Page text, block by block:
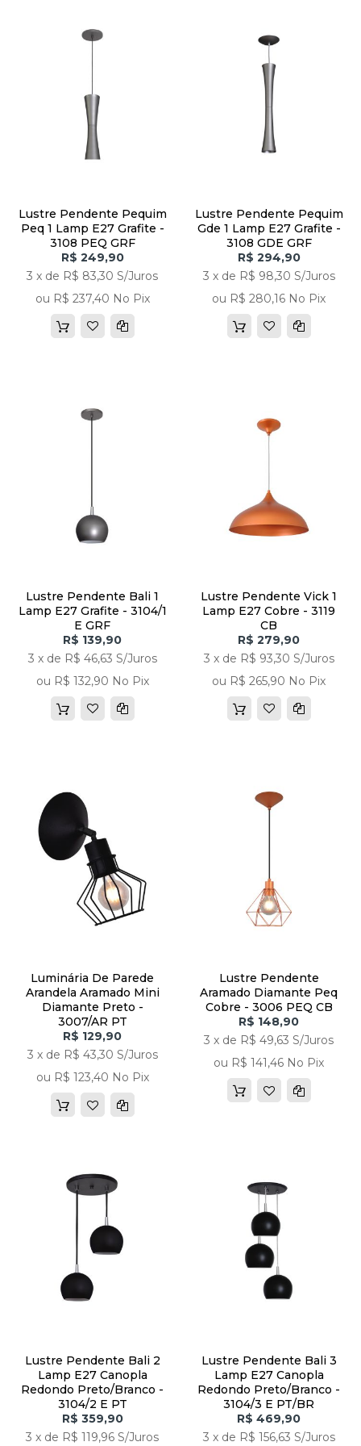
Lustre Pendente Pequim
Peq 1 Lamp E27 Grafite -
3108 PEQ GRF
R$ 249,90
3 x de R$ 83,30 S/Juros
ou R$ 237,40 No Pix
Lustre Pendente Pequim
Gde 1 Lamp E27 Grafite -
3108 GDE GRF
R$ 294,90
3 x de R$ 98,30 S/Juros
ou R$ 280,16 No Pix
Lustre Pendente Bali 1
Lamp E27 Grafite - 3104/1
E GRF
R$ 139,90
3 x de R$ 46,63 S/Juros
ou R$ 132,90 No Pix
Lustre Pendente Vick 1
Lamp E27 Cobre - 3119
CB
R$ 279,90
3 x de R$ 93,30 S/Juros
ou R$ 265,90 No Pix
Luminária De Parede
Arandela Aramado Mini
Diamante Preto -
3007/AR PT
R$ 129,90
3 x de R$ 43,30 S/Juros
ou R$ 123,40 No Pix
Lustre Pendente
Aramado Diamante Peq
Cobre - 3006 PEQ CB
R$ 148,90
3 x de R$ 49,63 S/Juros
ou R$ 141,46 No Pix
Lustre Pendente Bali 2
Lamp E27 Canopla
Redondo Preto/branco -
3104/2 E PT
R$ 359,90
3 x de R$ 119,96 S/Juros
Lustre Pendente Bali 3
Lamp E27 Canopla
Redondo Preto/branco -
3104/3 E PT/BR
R$ 469,90
3 x de R$ 156,63 S/Juros